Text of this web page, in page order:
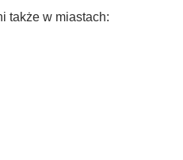
także w miastach: